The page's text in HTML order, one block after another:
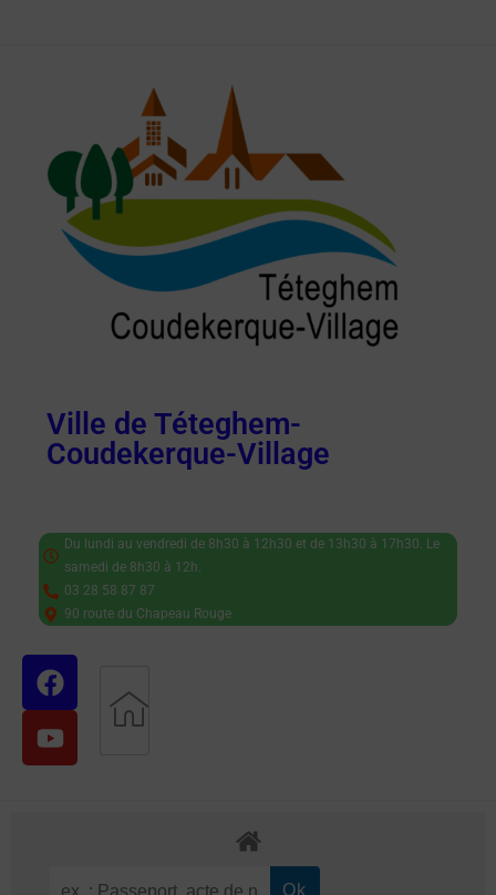
Ville de Téteghem-
Coudekerque-Village
Du lundi au vendredi de 8h30 à 12h30 et de 13h30 à 17h30. Le
samedi de 8h30 à 12h.
03 28 58 87 87
90 route du Chapeau Rouge